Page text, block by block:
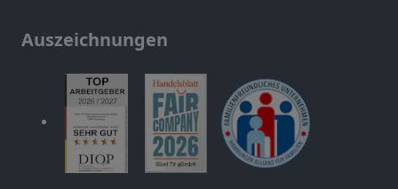
Auszeichnungen